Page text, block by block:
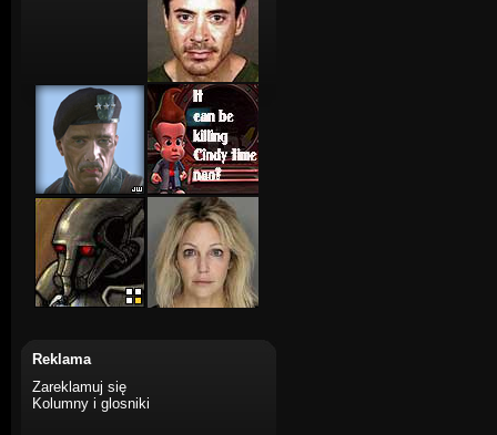
Reklama
Zareklamuj się
Kolumny i glosniki